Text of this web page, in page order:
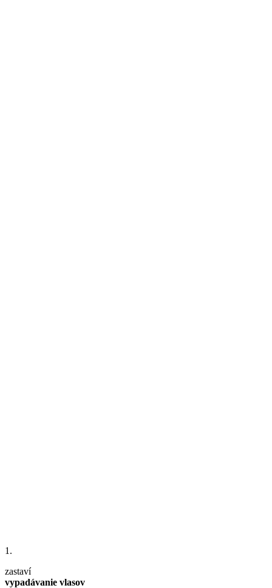
1.
zastaví
vypadávanie vlasov